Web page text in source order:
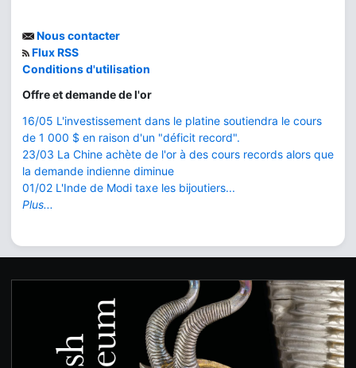
Nous contacter
Flux RSS
Conditions d'utilisation
Offre et demande de l'or
16/05 L'investissement dans le platine soutiendra le cours
de 1 000 $ en raison d'un "déficit record".
23/03 La Chine achète de l'or à des cours records alors que
la demande indienne diminue
01/02 L'Inde de Modi taxe les bijoutiers...
Plus...